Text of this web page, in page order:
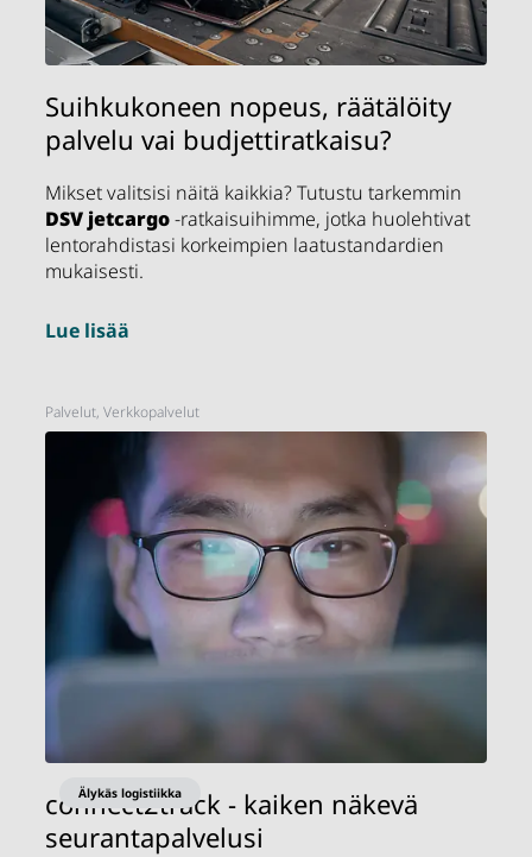
Suihkukoneen nopeus, räätälöity
palvelu vai budjettiratkaisu?
Mikset valitsisi näitä kaikkia? Tutustu tarkemmin
DSV jetcargo-ratkaisuihimme, jotka huolehtivat
lentorahdistasi korkeimpien laatustandardien
mukaisesti.
Lue lisää
Palvelut, Verkkopalvelut
connect2track - kaiken näkevä
seurantapalvelusi
Älykäs logistiikka